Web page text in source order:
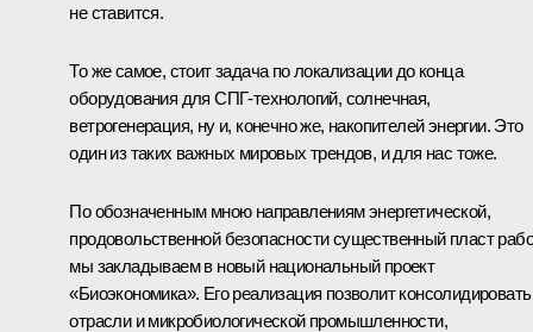
не ставится.
То же самое, стоит задача по локализации до конца
оборудования для СПГ-технологий, солнечная,
ветрогенерация, ну и, конечно же, накопителей энергии. Это
один из таких важных мировых трендов, и для нас тоже.
По обозначенным мною направлениям энергетической,
продовольственной безопасности существенный пласт
мы закладываем в новый национальный проект
«Биоэкономика». Его реализация позволит консолидировать
отрасли и микробиологической промышленности,